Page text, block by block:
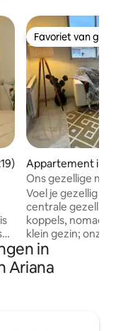
beoordeling van
Favoriet van
Favoriet van
Appartement in
Ons gezellige
Gloednieuw!
Voel je gezellig
centrale
koppels,
klein gezin; onze
slaapkamer biedt
meubels, boho-
verwarmde
in
Ariana